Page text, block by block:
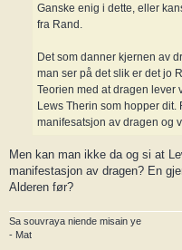
Ganske enig i dette, eller
fra Rand.
Det som danner kjernen av
man ser på det slik er det jo
Teorien med at dragen
Lews Therin som hopper
manifesatsjon av dragen og
Men kan man ikke da og si at
manifestasjon av dragen? En
Alderen før?
Sa souvraya niende misain ye
- Mat